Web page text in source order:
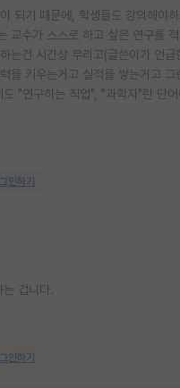
되기 때문에, 학생들도 강의해
교수가 스스로 하고 싶은 연구를
는건 시간상 무리고(글쓴이가 언
을 키우는거고 실적을 쌓는거고 그
"연구하는 직업", "과학자"란 단
인하기
겁니다.
인하기